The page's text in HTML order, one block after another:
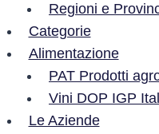
Regioni e
Categorie
Alimentazione
PAT Prodotti
Vini DOP IGP
Le Aziende